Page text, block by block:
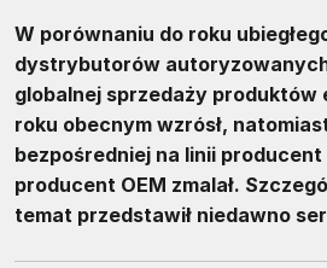
W porównaniu do roku
dystrybutorów
globalnej sprzedaży
roku obecnym wzrósł,
bezpośredniej na linii
producent OEM zmalał.
temat przedstawił niedawno